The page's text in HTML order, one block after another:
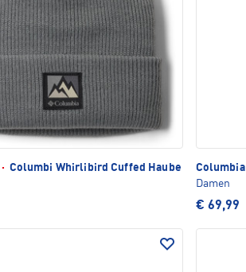
· Columbi Whirlibird Cuffed Haube
Columbia
Damen
€ 69,99